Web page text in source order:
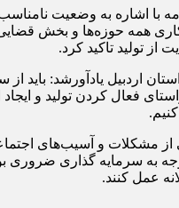
با اشاره به وضعیت
همه حوزه‌ها و بخش
از تولید تاکید کرد.
اردبیل یادآورشد: باید از
فعال کردن تولید و ایجاد
از مشکلات و آسیب‌های
به سرمایه گذاری ضروری
عمل کنند.